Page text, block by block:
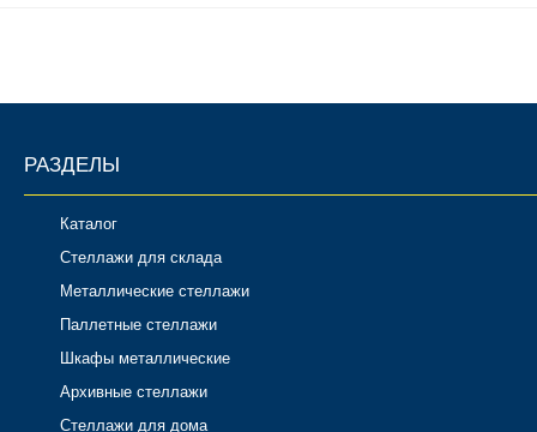
РАЗДЕЛЫ
Каталог
Стеллажи для склада
Металлические стеллажи
Паллетные стеллажи
Шкафы металлические
Архивные стеллажи
Стеллажи для дома